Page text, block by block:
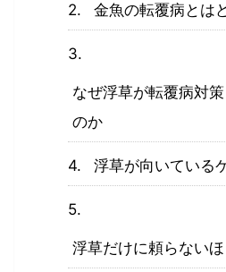
金魚の転覆病とは
なぜ浮草が転覆病対
のか
浮草が向いている
浮草だけに頼らない